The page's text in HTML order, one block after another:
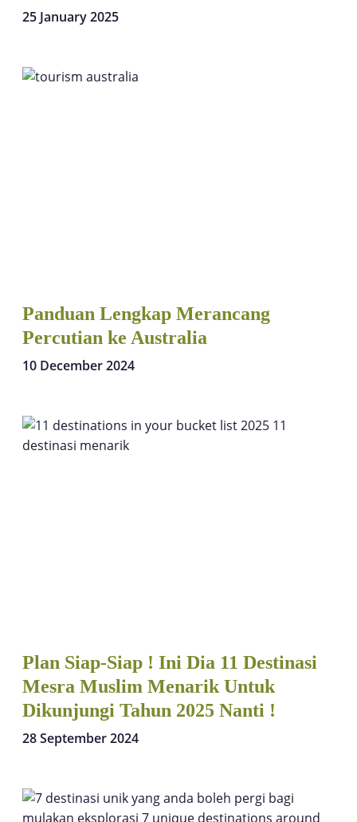
25 January 2025
Panduan Lengkap Merancang
Percutian ke Australia
10 December 2024
Plan Siap-Siap ! Ini Dia 11 Destinasi
Mesra Muslim Menarik Untuk
Dikunjungi Tahun 2025 Nanti !
28 September 2024